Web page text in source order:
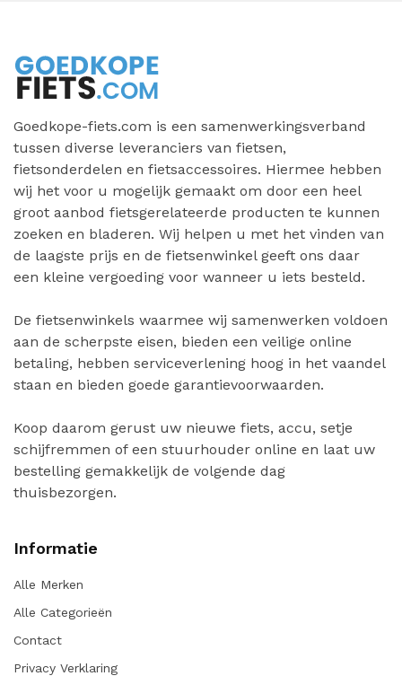
Goedkope-fiets.com is een samenwerkingsverband
tussen diverse leveranciers van fietsen,
fietsonderdelen en fietsaccessoires. Hiermee hebben
wij het voor u mogelijk gemaakt om door een heel
groot aanbod fietsgerelateerde producten te kunnen
zoeken en bladeren. Wij helpen u met het vinden van
de laagste prijs en de fietsenwinkel geeft ons daar
een kleine vergoeding voor wanneer u iets besteld.
De fietsenwinkels waarmee wij samenwerken voldoen
aan de scherpste eisen, bieden een veilige online
betaling, hebben serviceverlening hoog in het vaandel
staan en bieden goede garantievoorwaarden.
Koop daarom gerust uw nieuwe fiets, accu, setje
schijfremmen of een stuurhouder online en laat uw
bestelling gemakkelijk de volgende dag
thuisbezorgen.
Informatie
Alle Merken
Alle Categorieën
Contact
Privacy Verklaring